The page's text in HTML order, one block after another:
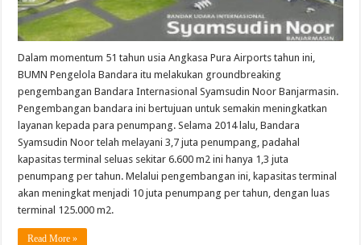
Dalam momentum 51 tahun usia Angkasa Pura Airports tahun ini,
BUMN Pengelola Bandara itu melakukan groundbreaking
pengembangan Bandara Internasional Syamsudin Noor Banjarmasin.
Pengembangan bandara ini bertujuan untuk semakin meningkatkan
layanan kepada para penumpang. Selama 2014 lalu, Bandara
Syamsudin Noor telah melayani 3,7 juta penumpang, padahal
kapasitas terminal seluas sekitar 6.600 m2 ini hanya 1,3 juta
penumpang per tahun. Melalui pengembangan ini, kapasitas terminal
akan meningkat menjadi 10 juta penumpang per tahun, dengan luas
terminal 125.000 m2.
Read More »